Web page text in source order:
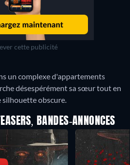
cette publicité
un complexe d'appartements
désespérément sa sœur tout en
obscure.
BANDES-ANNONCES